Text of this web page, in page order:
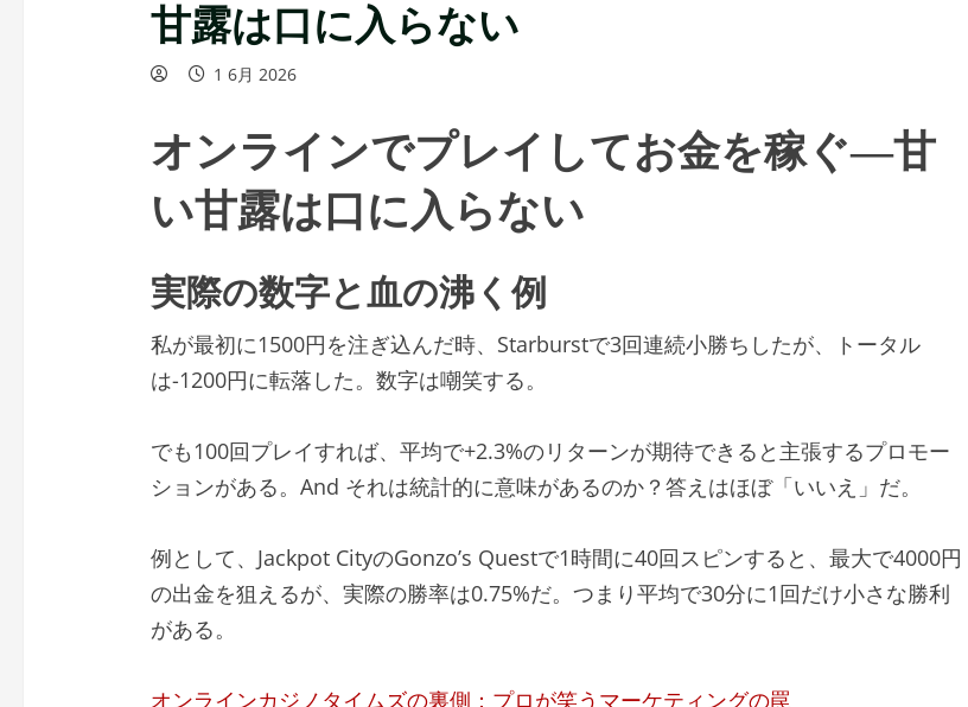
甘露は口に入らない
1 6月 2026
オンラインでプレイしてお金を稼ぐ―甘
い甘露は口に入らない
実際の数字と血の沸く例
私が最初に1500円を注ぎ込んだ時、Starburstで3回連続小勝ちしたが、トータル
は-1200円に転落した。数字は嘲笑する。
でも100回プレイすれば、平均で+2.3%のリターンが期待できると主張するプロモー
ションがある。And それは統計的に意味があるのか？答えはほぼ「いいえ」だ。
例として、Jackpot CityのGonzo’s Questで1時間に40回スピンすると、最大で4000円
の出金を狙えるが、実際の勝率は0.75%だ。つまり平均で30分に1回だけ小さな勝利
がある。
オンラインカジノタイムズの裏側：プロが笑うマーケティングの罠